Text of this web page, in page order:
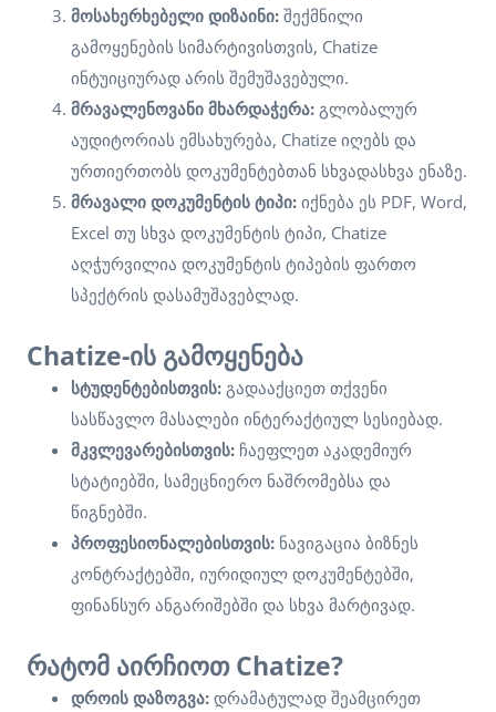
მოსახერხებელი დიზაინი: შექმნილი
გამოყენების სიმარტივისთვის, Chatize
ინტუიციურად არის შემუშავებული.
მრავალენოვანი მხარდაჭერა: გლობალურ
აუდიტორიას ემსახურება, Chatize იღებს და
ურთიერთობს დოკუმენტებთან სხვადასხვა ენაზე.
მრავალი დოკუმენტის ტიპი: იქნება ეს PDF, Word,
Excel თუ სხვა დოკუმენტის ტიპი, Chatize
აღჭურვილია დოკუმენტის ტიპების ფართო
სპექტრის დასამუშავებლად.
Chatize-ის გამოყენება
სტუდენტებისთვის: გადააქციეთ თქვენი
სასწავლო მასალები ინტერაქტიულ სესიებად.
მკვლევარებისთვის: ჩაეფლეთ აკადემიურ
სტატიებში, სამეცნიერო ნაშრომებსა და
წიგნებში.
პროფესიონალებისთვის: ნავიგაცია ბიზნეს
კონტრაქტებში, იურიდიულ დოკუმენტებში,
ფინანსურ ანგარიშებში და სხვა მარტივად.
რატომ აირჩიოთ Chatize?
დროის დაზოგვა: დრამატულად შეამცირეთ